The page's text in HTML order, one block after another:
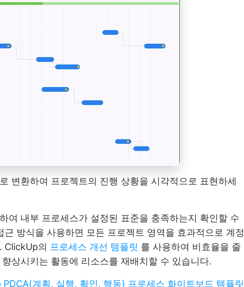
변환하여 프로젝트의 진행 상황을 시각적으로 표현하세
여 내부 프로세스가 설정된 표준을 충족하는지 확인할 수
근 방식을 사용하면 모든 프로젝트 영역을 효과적으로 계정
ClickUp의 프로세스 개선 템플릿 를 사용하여 비효율을 줄
상시키는 활동에 리소스를 재배치할 수 있습니다.
PDCA(계획, 실행, 확인, 행동) 프로세스 화이트보드 템플릿